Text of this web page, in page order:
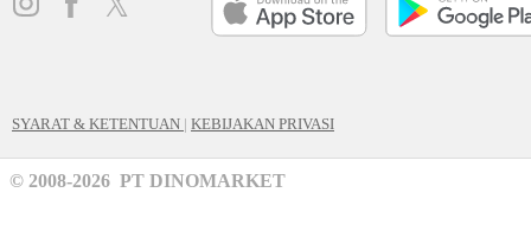
SYARAT & KETENTUAN | KEBIJAKAN PRIVASI
© 2008-2026 PT DINOMARKET